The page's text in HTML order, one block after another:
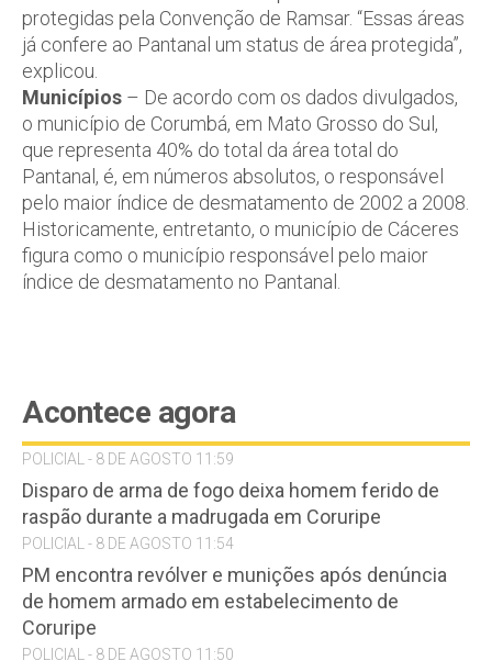
protegidas pela Convenção de Ramsar. “Essas áreas
já confere ao Pantanal um status de área protegida”,
explicou.
Municípios – De acordo com os dados divulgados,
o município de Corumbá, em Mato Grosso do Sul,
que representa 40% do total da área total do
Pantanal, é, em números absolutos, o responsável
pelo maior índice de desmatamento de 2002 a 2008.
Historicamente, entretanto, o município de Cáceres
figura como o município responsável pelo maior
índice de desmatamento no Pantanal.
Acontece agora
POLICIAL - 8 DE AGOSTO 11:59
Disparo de arma de fogo deixa homem ferido de
raspão durante a madrugada em Coruripe
POLICIAL - 8 DE AGOSTO 11:54
PM encontra revólver e munições após denúncia
de homem armado em estabelecimento de
Coruripe
POLICIAL - 8 DE AGOSTO 11:50